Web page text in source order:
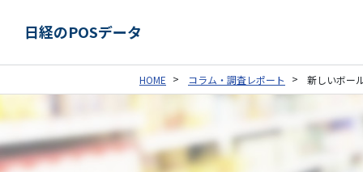
日経のPOSデータ
HOME コラム・調査レポート 新しいボー